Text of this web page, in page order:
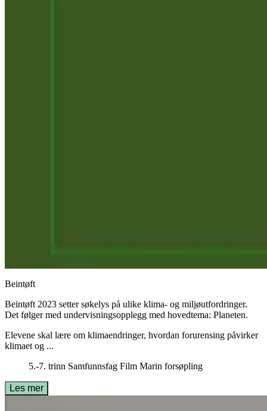
Beintøft
Beintøft 2023 setter søkelys på ulike klima- og miljøutfordringer.
Det følger med undervisningsopplegg med hovedtema: Planeten.
Elevene skal lære om klimaendringer, hvordan forurensing påvirker
klimaet og ...
5.-7. trinn Samfunnsfag Film Marin forsøpling
Les mer